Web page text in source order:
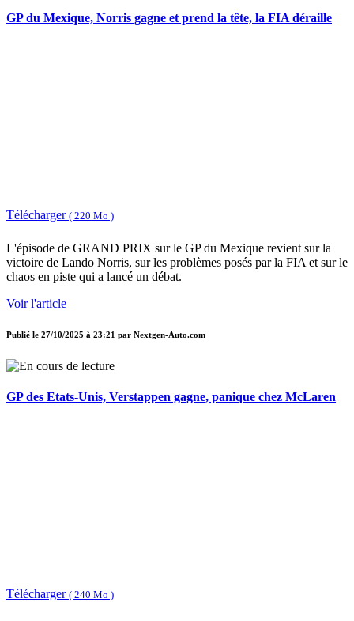
GP du Mexique, Norris gagne et prend la tête, la FIA déraille
Télécharger ( 220 Mo )
L'épisode de GRAND PRIX sur le GP du Mexique revient sur la
victoire de Lando Norris, sur les problèmes posés par la FIA et sur le
chaos en piste qui a lancé un débat.
Voir l'article
Publié le 27/10/2025 à 23:21 par Nextgen-Auto.com
GP des Etats-Unis, Verstappen gagne, panique chez McLaren
Télécharger ( 240 Mo )